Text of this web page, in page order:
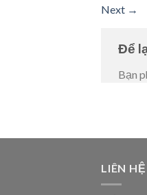
Next →
Để
Bạn
LIÊN